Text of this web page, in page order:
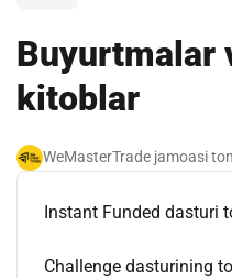
Buyurtmalar
kitoblar
WeMasterTrade jamoasi
Instant Funded dasturi
Challenge dasturining